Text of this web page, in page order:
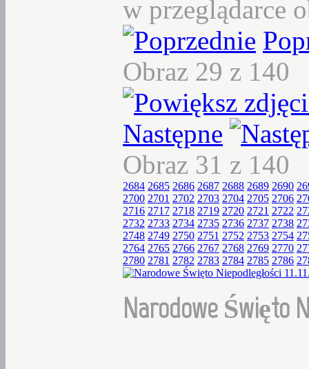
w przeglądarce
Obraz 29 z 140
Następne
Obraz 31 z 140
2684 2685 2686 2687 2688 2689 2690
2700 2701 2702 2703 2704 2705 2706
2716 2717 2718 2719 2720 2721 2722
2732 2733 2734 2735 2736 2737 2738
2748 2749 2750 2751 2752 2753 2754
2764 2765 2766 2767 2768 2769 2770
2780 2781 2782 2783 2784 2785 2786
Narodowe Święto